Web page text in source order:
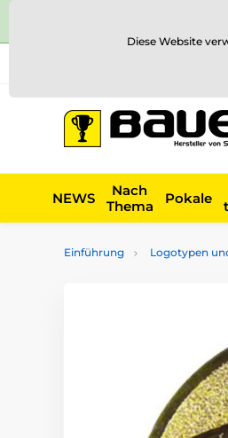
NEWS
Nach
Thema
Pokale
Einführung Logotypen
Diese Website